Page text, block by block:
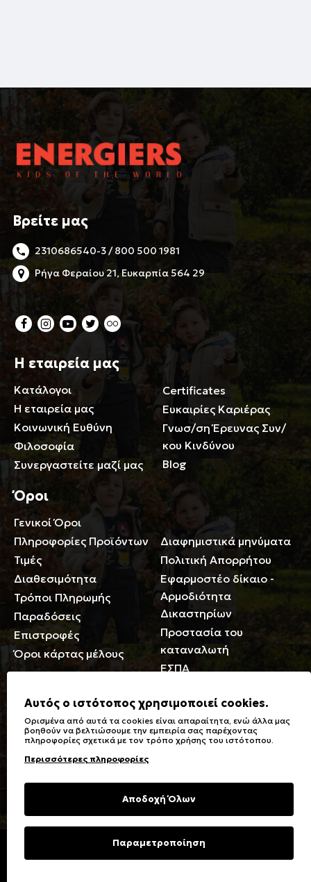
Βρείτε μας
2310686540-3 / 800 500 1981
Ρήγα Φεραίου 21, Ευκαρπία 564 29
Η εταιρεία μας
Κατάλογοι
Η εταιρεία μας
Κοινωνική Ευθύνη
Φιλοσοφία
Συνεργαστείτε μαζί μας
Certificates
Ευκαιρίες Καριέρας
Γνωσ/ση Έρευνας Συν/
κου Κινδύνου
Blog
Όροι
Γενικοί Όροι
Πληροφορίες Προϊόντων
Τιμές
Διαθεσιμότητα
Τρόποι Πληρωμής
Παραδόσεις
Επιστροφές
Όροι κάρτας μέλους
Περιορισμοί ευθύνης
Διαφημιστικά μηνύματα
Πολιτική Απορρήτου
Εφαρμοστέο δίκαιο -
Αρμοδιότητα
Δικαστηρίων
Προστασία του
καταναλωτή
ΕΣΠΑ
Γενικά
Καταστήματα
Ειδικές Εκπτώσεις ΑμΕΑ
Δωροκάρτες
Συχνές Ερωτήσεις
Φροντίδα Ρούχων
Σύμβολα πλύσης,
σιδερώματος
υφασμάτων
Επικοινωνία
Copyright © 2023 Energiers.gr
Αυτός ο ιστότοπος χρησιμοποιεί cookies.
Ορισμένα από αυτά τα cookies είναι απαραίτητα, ενώ άλλα μας
βοηθούν να βελτιώσουμε την εμπειρία σας παρέχοντας
πληροφορίες σχετικά με τον τρόπο χρήσης του ιστότοπου.
Περισσότερες πληροφορίες
Αποδοχή Όλων
Παραμετροποίηση